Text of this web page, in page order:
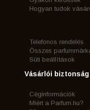
Hogyan tudok
Telefonos rendelés
Összes
Süti beállítások
Vásárlói biztonság
Céginformációk
Miért a Parfum.hu?